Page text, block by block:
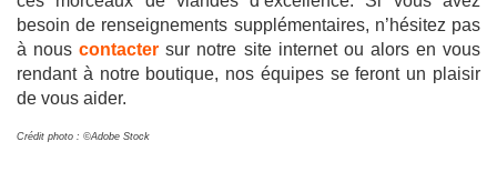
besoin de renseignements supplémentaires, n’hésitez pas
à nouscontacter sur notre site internet ou alors en vous
rendant à notre boutique, nos équipes se feront un plaisir
de vous aider.
Crédit photo : ©Adobe Stock